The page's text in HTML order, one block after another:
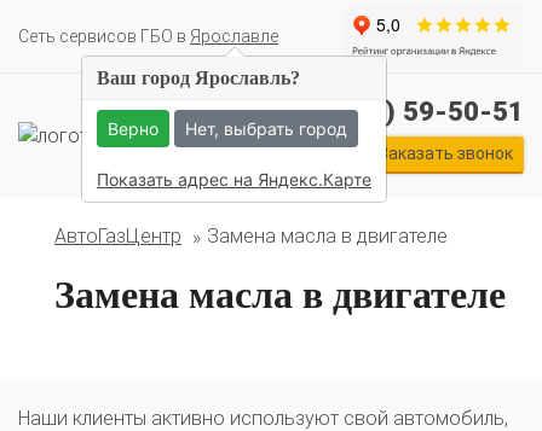
Cеть сервисов ГБО в Ярославле
Комплекты ГБО на иномарки:
Lexus
Mazda Mercedes Mitsubishi Nissan
+7 (4852) 59-50-51
Заказать звонок
АвтоГазЦентр Замена масла в двигателе
Замена масла в двигателе
Наши клиенты активно используют свой автомобиль,
Ваш город Ярославль?
Верно Нет, выбрать город
Показать адрес на Яндекс.Карте